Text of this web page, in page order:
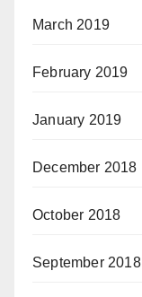
March 2019
February 2019
January 2019
December 2018
October 2018
September 2018